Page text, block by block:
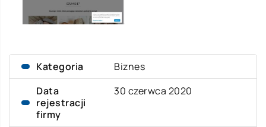
Kategoria
Biznes
Data
rejestracji
firmy
30 czerwca 2020